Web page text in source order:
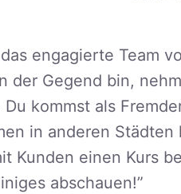
engagierte Team
der Gegend bin,
kommst als
in anderen Städten
Kunden einen Kurs
abschauen!”